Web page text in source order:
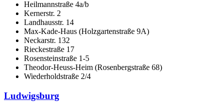
Heilmannstraße 4a/b
Kernerstr. 2
Landhausstr. 14
Max-Kade-Haus (Holzgartenstraße 9A)
Neckarstr. 132
Rieckestraße 17
Rosensteinstraße 1-5
Theodor-Heuss-Heim (Rosenbergstraße 68)
Wiederholdstraße 2/4
Ludwigsburg